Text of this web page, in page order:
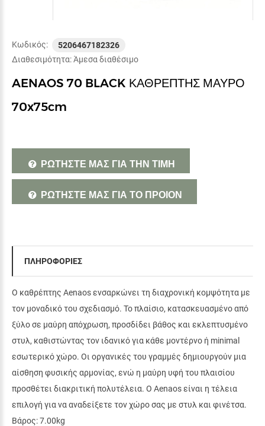
Κωδικός:
5206467182326
Διαθεσιμότητα:Άμεσα διαθέσιμο
AENAOS 70 BLACK ΚΑΘΡΕΠΤΗΣ ΜΑΥΡΟ
70x75cm
ΡΩΤΗΣΤΕ ΜΑΣ ΓΙΑ ΤΗΝ ΤΙΜΗ
ΡΩΤΗΣΤΕ ΜΑΣ ΓΙΑ ΤΟ ΠΡΟΙΟΝ
ΠΛΗΡΟΦΟΡΙΕΣ
Ο καθρέπτης Aenaos ενσαρκώνει τη διαχρονική κομψότητα με
τον μοναδικό του σχεδιασμό. Το πλαίσιο, κατασκευασμένο από
ξύλο σε μαύρη απόχρωση, προσδίδει βάθος και εκλεπτυσμένο
στυλ, καθιστώντας τον ιδανικό για κάθε μοντέρνο ή minimal
εσωτερικό χώρο. Οι οργανικές του γραμμές δημιουργούν μια
αίσθηση φυσικής αρμονίας, ενώ η μαύρη υφή του πλαισίου
προσθέτει διακριτική πολυτέλεια. Ο Aenaos είναι η τέλεια
επιλογή για να αναδείξετε τον χώρο σας με στυλ και φινέτσα.
Βάρος: 7.00kg